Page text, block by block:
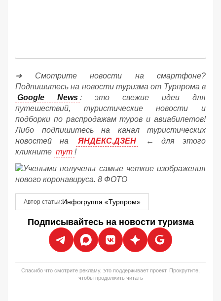
➔ Смотрите новости на смартфоне?
Подпишитесь на новости туризма от Турпрома в
Google News : это свежие идеи для
путешествий, туристические новости и
подборки по распродажам туров и авиабилетов!
Либо подпишитесь на канал туристических
новостей на
ЯНДЕКС.ДЗЕН
← для этого
кликните тут !
Автор статьи:Инфогруппа «Турпром»
Подписывайтесь на новости туризма
Спасибо что смотрите рекламу, это поддерживает проект. Прокрутите,
чтобы продолжить читать